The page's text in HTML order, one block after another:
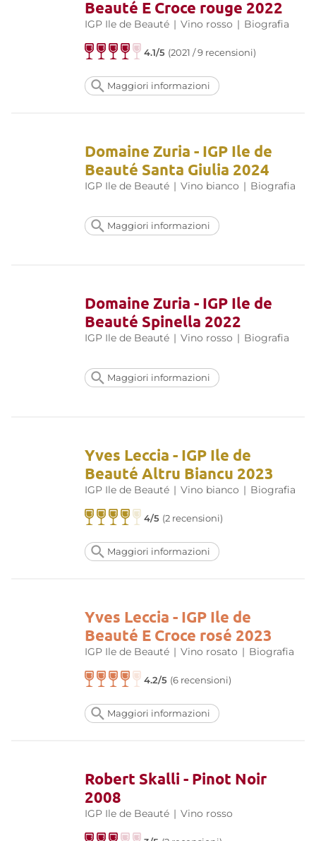
Beauté E Croce rouge 2022
IGP Ile de Beauté | Vino rosso | Biografia
4.1/5 (2021 / 9 recensioni)
Maggiori informazioni
Domaine Zuria - IGP Ile de
Beauté Santa Giulia 2024
IGP Ile de Beauté | Vino bianco | Biografia
Maggiori informazioni
Domaine Zuria - IGP Ile de
Beauté Spinella 2022
IGP Ile de Beauté | Vino rosso | Biografia
Maggiori informazioni
Yves Leccia - IGP Ile de
Beauté Altru Biancu 2023
IGP Ile de Beauté | Vino bianco | Biografia
4/5 (2 recensioni)
Maggiori informazioni
Yves Leccia - IGP Ile de
Beauté E Croce rosé 2023
IGP Ile de Beauté | Vino rosato | Biografia
4.2/5 (6 recensioni)
Maggiori informazioni
Robert Skalli - Pinot Noir
2008
IGP Ile de Beauté | Vino rosso